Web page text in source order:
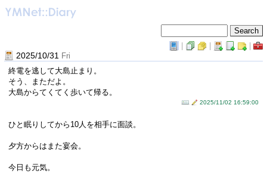
| | |
2025/10/31 Fri
終電を逃して大島止まり。
そう、まただよ。
大島からてくてく歩いて帰る。
2025/11/02 16:59:00
ひと眠りしてから10人を相手に面談。
夕方からはまた宴会。
今日も元気。